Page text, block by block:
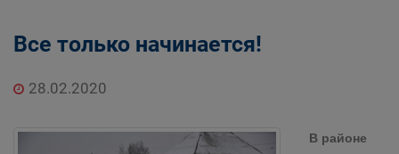
Все только начинается!
28.02.2020
В районе